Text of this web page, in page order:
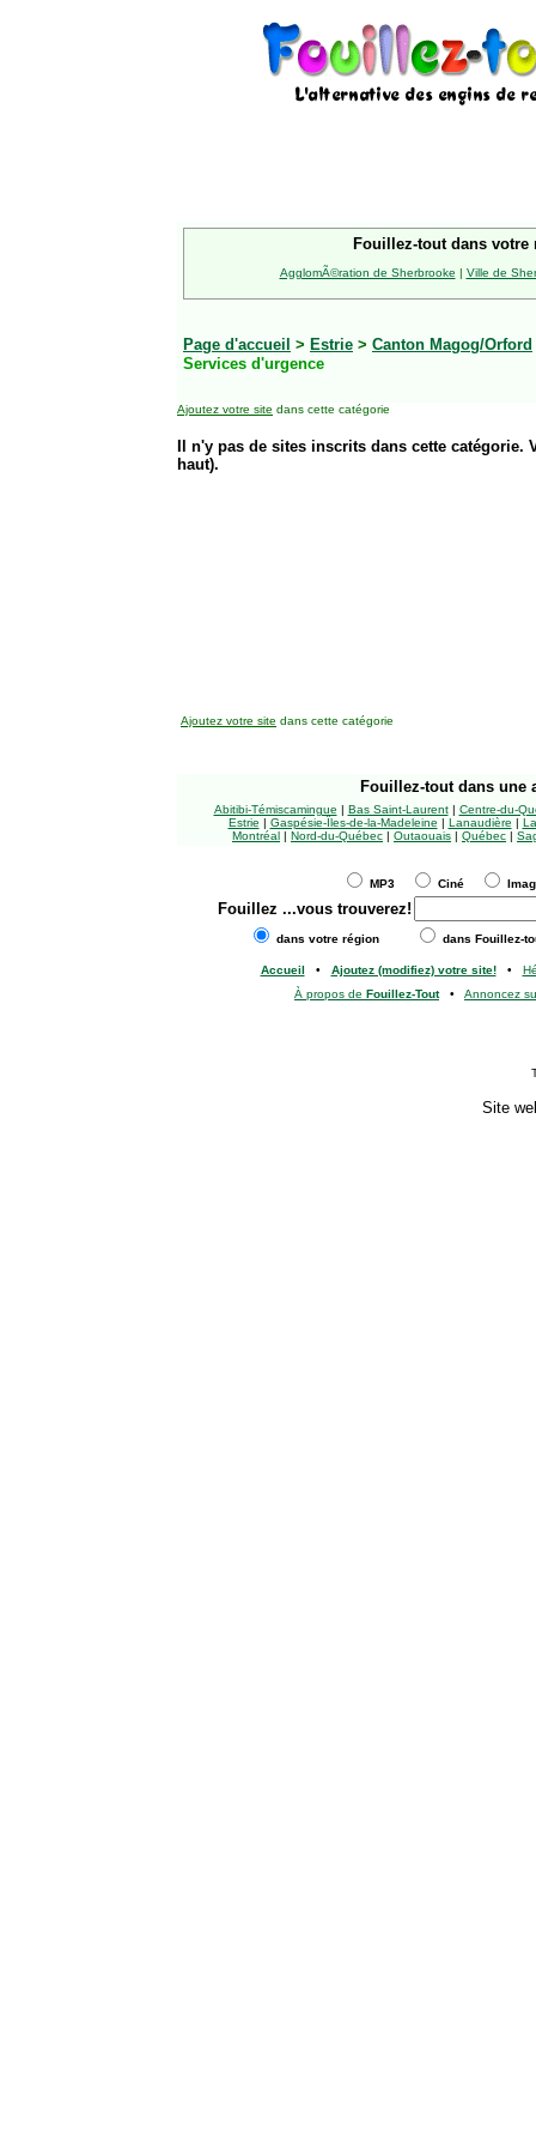
Fouillez-tout dans votre
AgglomÃ©ration de Sherbrooke | Ville de
Page d'accueil > Estrie > Canton Magog/Orford
Services d'urgence
Ajoutez votre site dans cette catégorie
Il n'y pas de sites inscrits dans cette
haut).
Ajoutez votre site dans cette catégorie
Fouillez-tout dans une
Abitibi-Témiscamingue | Bas Saint-Laurent| Centre-du-
Estrie | Gaspésie-Îles-de-la-Madeleine | Lanaudière |
Montréal | Nord-du-Québec | Outaouais | Québec |
MP3 Ciné
Fouillez ...vous trouverez!
dans votre région dans Fouillez-
Accueil • Ajoutez (modifiez) votre site!•
À propos de Fouillez-Tout• Annoncez
Site